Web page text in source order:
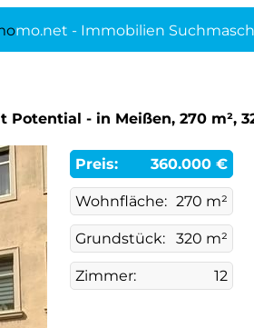
mo.net - Immobilien
- in Meißen, 270 m²,
Preis: 360.000 €
Wohnfläche: 270 m²
Grundstück: 320 m²
Zimmer: 12